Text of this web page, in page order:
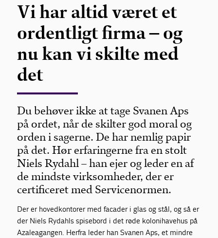
AI-Toolkit
Udbud
Cybersikkerhed
Vi har altid været et
ordentligt firma – og
nu kan vi skilte med
det
Du behøver ikke at tage Svanen Aps
på ordet, når de skilter god moral og
orden i sagerne. De har nemlig papir
på det. Hør erfaringerne fra en stolt
Niels Rydahl – han ejer og leder en af
de mindste virksomheder, der er
certificeret med Servicenormen.
Der er hovedkontorer med facader i glas og stål, og så er
der Niels Rydahls spisebord i det røde kolonihavehus på
Azaleagangen. Herfra leder han Svanen Aps, et mindre